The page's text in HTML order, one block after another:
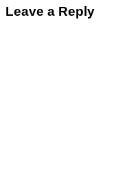
Leave a Reply